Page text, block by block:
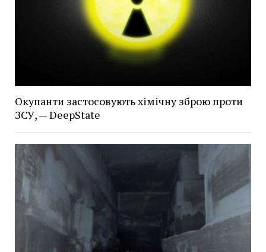
Окупанти застосовують хімічну зброю проти
ЗСУ, — DeepState